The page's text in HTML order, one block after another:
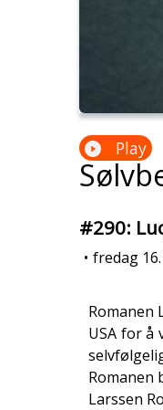
Play
#290:
• fredag
Romanen
USA for å
Romanen
Larssen